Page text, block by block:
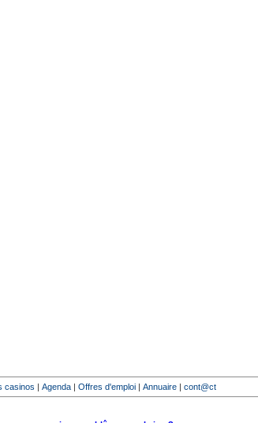
casinos | Agenda | Offres d'emploi | Annuaire | cont@ct